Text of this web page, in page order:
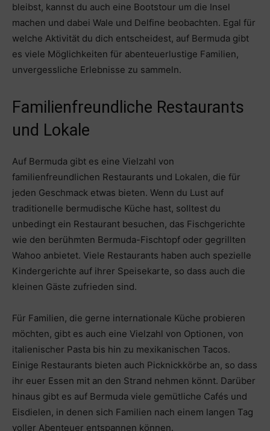
bleibst, kannst du auch eine Bootstour um die Insel
machen und dabei Wale und Delfine beobachten. Egal für
welche Aktivität du dich entscheidest, auf Bermuda gibt
es viele Möglichkeiten für abenteuerlustige Familien,
unvergessliche Erlebnisse zu sammeln.
Familienfreundliche Restaurants
und Lokale
Auf Bermuda gibt es eine Vielzahl von
familienfreundlichen Restaurants und Lokalen, die für
jeden Geschmack etwas bieten. Wenn du Lust auf
traditionelle bermudische Küche hast, solltest du
unbedingt ein Restaurant besuchen, das Fischgerichte
wie den berühmten Bermuda-Fischtopf oder gegrillten
Wahoo anbietet. Viele Restaurants haben auch spezielle
Kindergerichte auf ihrer Speisekarte, so dass auch die
kleinen Gäste zufrieden sind.
Für Familien, die gerne internationale Küche probieren
möchten, gibt es auch eine Vielzahl von Optionen, von
italienischer Pasta bis hin zu mexikanischen Tacos.
Einige Restaurants bieten auch Picknickkörbe an, so dass
ihr euer Essen mit an den Strand nehmen könnt. Darüber
hinaus gibt es auf Bermuda viele gemütliche Cafés und
Eisdielen, in denen sich Familien nach einem langen Tag
voller Abenteuer entspannen können.